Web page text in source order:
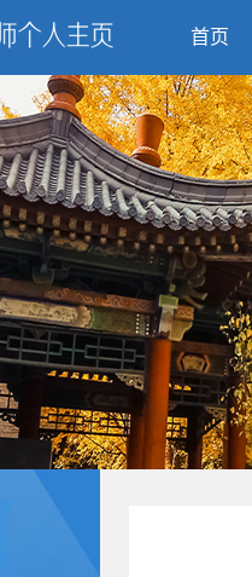
首页